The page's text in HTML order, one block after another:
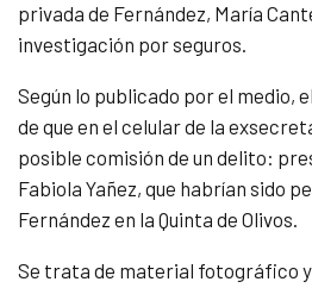
privada de Fernández, María
investigación por seguros.
Según lo publicado por el medio,
de que en el celular de la
posible comisión de un delito:
Fabiola Yañez, que habrían sido
Fernández en la Quinta de Olivos.
Se trata de material fotográfico